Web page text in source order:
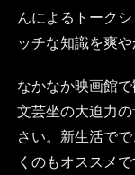
んによるトーク
ッチな知識を爽
なかなか映画館
文芸坐の大迫力
さい。新生活で
くのもオススメ